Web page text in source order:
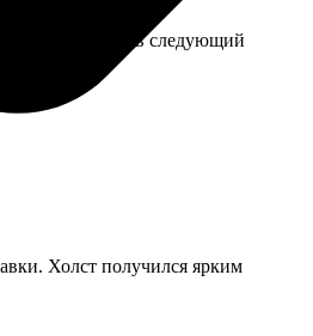
маломерят, в следующий
Холст получился ярким